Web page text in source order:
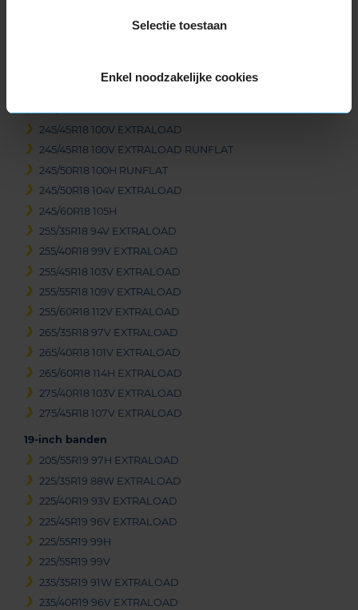
Selectie toestaan
Enkel noodzakelijke cookies
235/60R18 107H EXTRALOAD
245/45R18 100V EXTRALOAD
245/45R18 100V EXTRALOAD RUNFLAT
245/50R18 100H RUNFLAT
245/50R18 104V EXTRALOAD
245/60R18 105H
255/35R18 94V EXTRALOAD
255/40R18 99V EXTRALOAD
255/45R18 103V EXTRALOAD
255/55R18 109V EXTRALOAD
255/60R18 112V EXTRALOAD
265/35R18 97V EXTRALOAD
265/40R18 101V EXTRALOAD
265/60R18 114H EXTRALOAD
275/40R18 103V EXTRALOAD
275/45R18 107V EXTRALOAD
19-inch banden
205/55R19 97H EXTRALOAD
225/35R19 88W EXTRALOAD
225/40R19 93V EXTRALOAD
225/45R19 96V EXTRALOAD
225/55R19 99H
225/55R19 99V
235/35R19 91W EXTRALOAD
235/40R19 96V EXTRALOAD